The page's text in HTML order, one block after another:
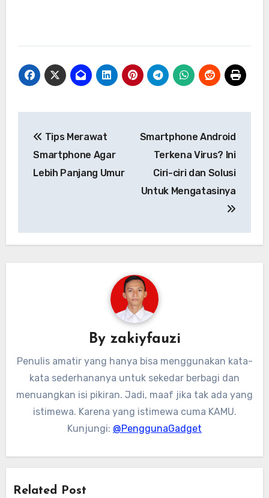
pos
Tips Merawat
Smartphone Agar
Lebih Panjang Umur
Smartphone Android
Terkena Virus? Ini
Ciri-ciri dan Solusi
Untuk Mengatasinya
By zakiyfauzi
Penulis amatir yang hanya bisa menggunakan kata-
kata sederhananya untuk sekedar berbagi dan
menuangkan isi pikiran. Jadi, maaf jika tak ada yang
istimewa. Karena yang istimewa cuma KAMU.
Kunjungi: @PenggunaGadget
Related Post